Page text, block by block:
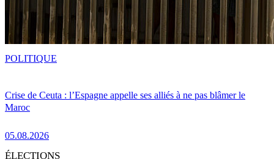
Crise de Ceuta : l’Espagne appelle ses alliés à ne pas blâmer le
Maroc
05.08.2026
POLITIQUE
ÉLECTIONS